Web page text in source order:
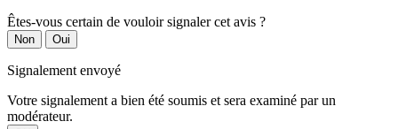
Êtes-vous certain de vouloir signaler cet avis ?
Non Oui
Signalement envoyé
Votre signalement a bien été soumis et sera examiné par un
modérateur.